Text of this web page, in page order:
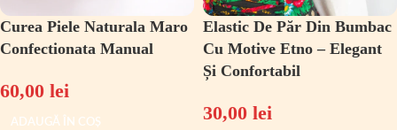
Curea Piele Naturala Maro
Confectionata Manual
60,00 lei
ADAUGĂ ÎN COȘ
Elastic De Păr Din Bumbac
Cu Motive Etno – Elegant
Și Confortabil
30,00 lei